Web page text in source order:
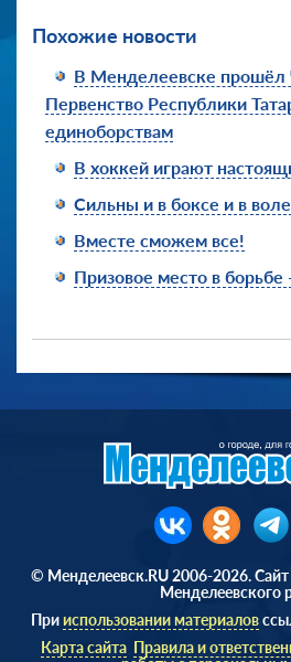
Похожие новости
В Менделеевске прошёл
Первенство Республики
единоборствам
В хоккей играют
Сильны и в боксе и в
Вместе сможем все!
Призовое место в борьбе
© Менделеевск.RU 2006-2026.
Менделеевского
Прииспользовании материалов
Карта сайта Правила и